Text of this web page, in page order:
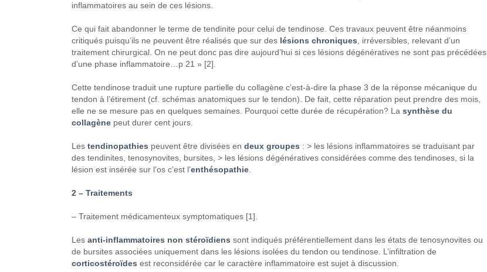
inflammatoires au sein de ces lésions.
Ce qui fait abandonner le terme de tendinite pour celui de tendinose. Ces travaux peuvent être néanmoins
critiquéspuisqu’ils ne peuvent être réalisés que surdes lésions chroniques irréversibles, relevantd’un
traitement chirurgical. On ne peut donc pas dire aujourd’huisi ces lésions dégénérativesne sont pas précédées
d’une phase inflammatoire…p21 » [2].
Cette tendinose traduit une rupture partielle du collagène c’est-à-dire la phase 3 de la réponse mécanique du
tendon à l’étirement(cf. schémas anatomiquessur le tendon). De fait, cette réparation peut prendre des mois,
elle ne se mesure pasen quelques semaines. Pourquoicette durée de récupération?La synthèse du
collagènepeutdurer cent jours.
Les tendinopathies peuvent être diviséesen deux groupes : > les lésions inflammatoiresse traduisantpar
des tendinites, tenosynovites, bursites, > les lésions dégénérativesconsidérées comme des tendinoses, si la
lésion est insérée surl’osc’est l’enthésopathie.
2 – Traitements
– Traitement médicamenteux symptomatiques[1].
Les anti-inflammatoires non stéroïdiens sontindiqués préférentiellementdans les états de tenosynovitesou
de bursites associées uniquementdans les lésions isoléesdu tendon ou tendinose.
L’infiltration de
corticostéroïdes est reconsidérée car le caractère inflammatoire est sujetà discussion.